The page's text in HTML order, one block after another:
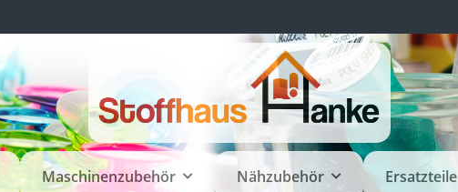
Maschinenzubehör Nähzubehör Ersatzteile